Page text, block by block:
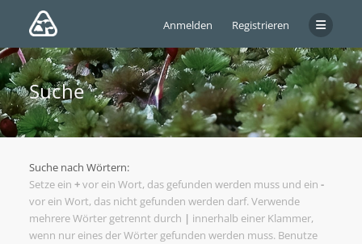
Anmelden Registrieren
Suche
Suche nach Wörtern:
Setze ein +vor ein Wort, das gefunden werden muss und ein -
vor ein Wort, das nicht gefunden werden darf. Verwende
mehrere Wörter getrennt durch | innerhalb einer Klammer,
wenn nur eines der Wörter gefunden werden muss. Benutze